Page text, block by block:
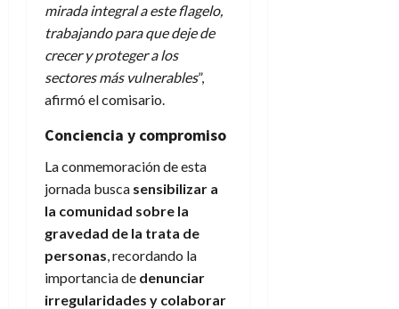
mirada integral a este flagelo,
trabajando para que deje de
crecer y proteger a los
sectores más vulnerables”,
afirmó el comisario.
Conciencia y compromiso
La conmemoración de esta
jornada busca sensibilizar a
la comunidad sobre la
gravedad de la trata de
personas , recordando la
importancia de denunciar
irregularidades y colaborar